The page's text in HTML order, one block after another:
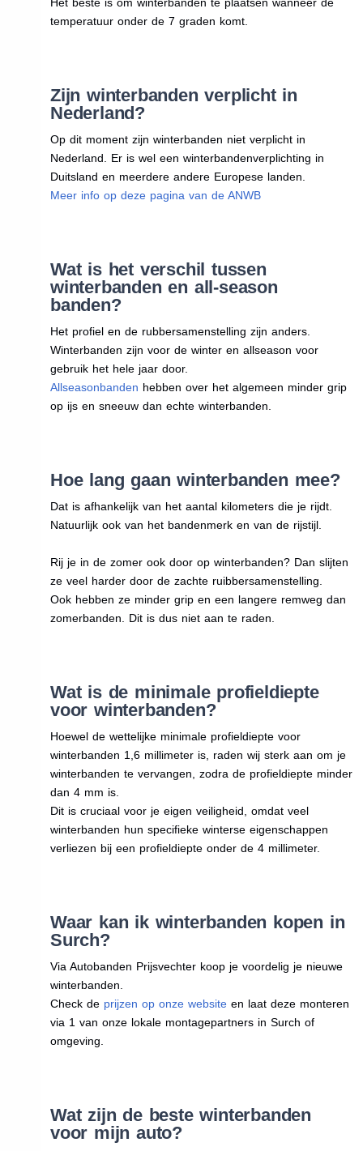
temperatuur onder de 7 graden komt.
Zijn winterbanden verplicht in
Nederland?
Op dit moment zijn winterbanden niet verplicht in
Nederland. Er is wel een winterbandenverplichting in
Duitsland en meerdere andere Europese landen.
Meer info op deze pagina van de ANWB
Wat is het verschil tussen
winterbanden en all-season
banden?
Het profiel en de rubbersamenstelling zijn anders.
Winterbanden zijn voor de winter en allseason voor
gebruik het hele jaar door.
Allseasonbanden hebben over het algemeen minder grip
op ijs en sneeuw dan echte winterbanden.
Hoe lang gaan winterbanden mee?
Dat is afhankelijk van het aantal kilometers die je rijdt.
Natuurlijk ook van het bandenmerk en van de rijstijl.
Rij je in de zomer ook door op winterbanden? Dan slijten
ze veel harder door de zachte ruibbersamenstelling.
Ook hebben ze minder grip en een langere remweg dan
zomerbanden. Dit is dus niet aan te raden.
Wat is de minimale profieldiepte
voor winterbanden?
Hoewel de wettelijke minimale profieldiepte voor
winterbanden 1,6 millimeter is, raden wij sterk aan om je
winterbanden te vervangen, zodra de profieldiepte minder
dan 4 mm is.
Dit is cruciaal voor je eigen veiligheid, omdat veel
winterbanden hun specifieke winterse eigenschappen
verliezen bij een profieldiepte onder de 4 millimeter.
Waar kan ik winterbanden kopen in
Surch?
Via Autobanden Prijsvechter koop je voordelig je nieuwe
winterbanden.
Check de prijzen op onze websiteen laat deze monteren
via 1 van onze lokale montagepartners in Surch of
omgeving.
Wat zijn de beste winterbanden
voor mijn auto?